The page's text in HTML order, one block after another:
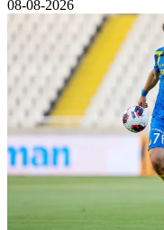
08-08-2026